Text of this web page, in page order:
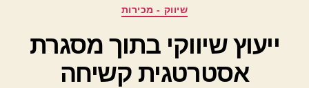
קטגוריות
שיווק - מכירות
ייעוץ שיווקי בתוך מסגרת
אסטרטגית קשיחה